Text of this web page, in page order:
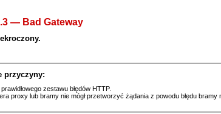
— Bad Gateway
przyczyny:
zestawu błędów HTTP.
proxy lub bramy nie mógł przetworzyć żądania z powodu błędu bramy